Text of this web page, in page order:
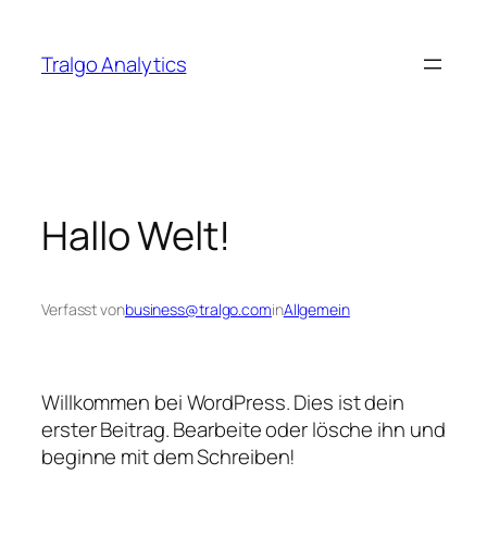
springen
Tralgo Analytics
Hallo Welt!
Verfasst vonbusiness@tralgo.cominAllgemein
Willkommen bei WordPress. Dies ist dein
erster Beitrag. Bearbeite oder lösche ihn und
beginne mit dem Schreiben!